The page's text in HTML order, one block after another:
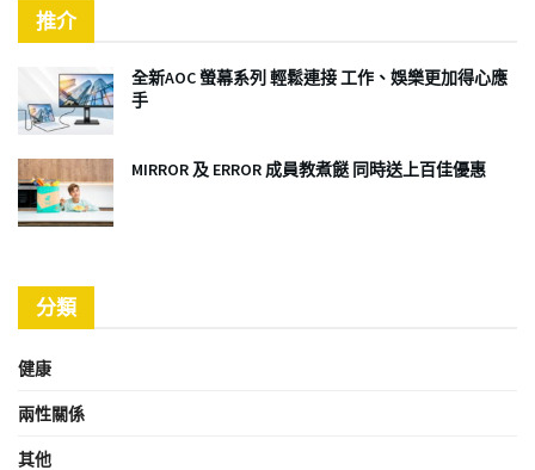
推介
全新AOC 螢幕系列 輕鬆連接 工作、娛樂更加得心應
手
MIRROR 及 ERROR 成員教煮餸 同時送上百佳優惠
分類
健康
兩性關係
其他